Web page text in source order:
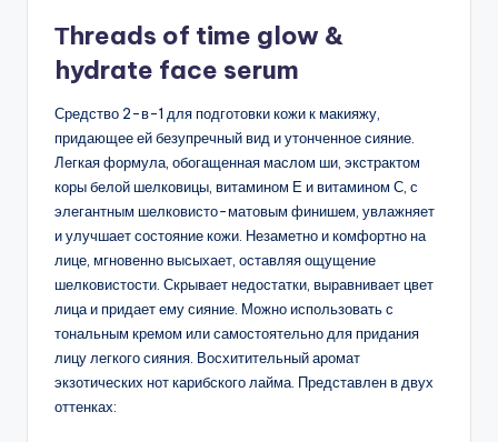
Тhreads of time glow &
hydrate face serum
Средство 2-в-1 для подготовки кожи к макияжу,
придающее ей безупречный вид и утонченное сияние.
Легкая формула, обогащенная маслом ши, экстрактом
коры белой шелковицы, витамином Е и витамином С, с
элегантным шелковисто-матовым финишем, увлажняет
и улучшает состояние кожи. Незаметно и комфортно на
лице, мгновенно высыхает, оставляя ощущение
шелковистости. Скрывает недостатки, выравнивает цвет
лица и придает ему сияние. Можно использовать с
тональным кремом или самостоятельно для придания
лицу легкого сияния. Восхитительный аромат
экзотических нот карибского лайма. Представлен в двух
оттенках: